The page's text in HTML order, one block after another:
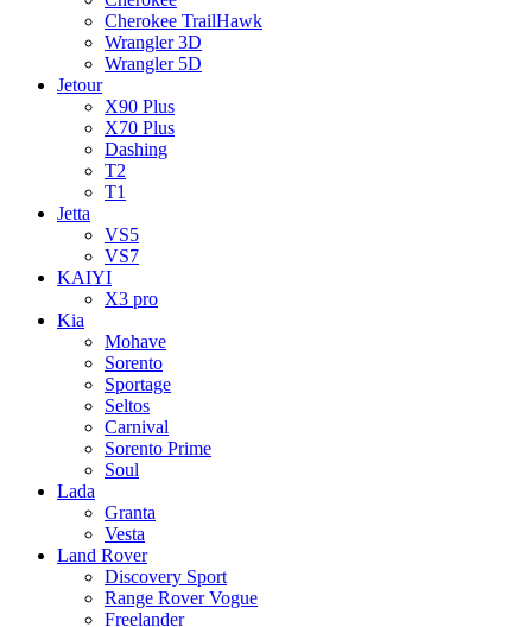
Cherokee TrailHawk
Wrangler 3D
Wrangler 5D
Jetour
X90 Plus
X70 Plus
Dashing
T2
T1
Jetta
VS5
VS7
KAIYI
X3 pro
Kia
Mohave
Sorento
Sportage
Seltos
Carnival
Sorento Prime
Soul
Lada
Granta
Vesta
Land Rover
Discovery Sport
Range Rover Vogue
Freelander